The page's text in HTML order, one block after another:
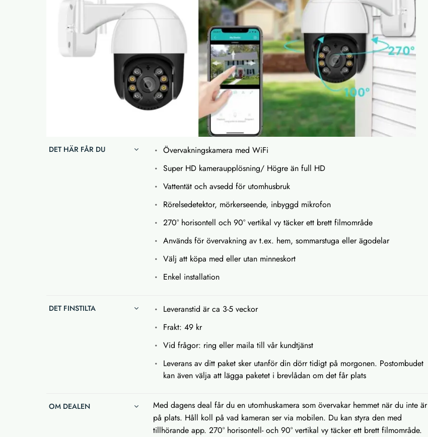
DET HÄR FÅR DU
Övervakningskamera med WiFi
Super HD kameraupplösning/ Högre än full HD
Vattentät och avsedd för utomhusbruk
Rörelsedetektor, mörkerseende, inbyggd mikrofon
270° horisontell och 90° vertikal vy täcker ett brett filmområde
Används för övervakning av t.ex. hem, sommarstuga eller ägodelar
Välj att köpa med eller utan minneskort
Enkel installation
DET FINSTILTA
Leveranstid är ca 3-5 veckor
Frakt: 49 kr
Vid frågor: ring eller maila till vår kundtjänst
Leverans av ditt paket sker utanför din dörr tidigt på morgonen. Postombudet
kan även välja att lägga paketet i brevlådan om det får plats
OM DEALEN
Med dagens deal får du en utomhuskamera som övervakar hemmet när du inte är
på plats. Håll koll på vad kameran ser via mobilen. Du kan styra den med
tillhörande app. 270° horisontell- och 90° vertikal vy täcker ett brett filmområde.